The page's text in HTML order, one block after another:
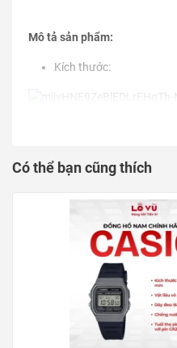
Mô tả sản phẩm:
Kích thước:
Chất liệu: nhựa ABS,
Chức năng: chống
Hai mặt gối có thể xoay
Có thể bạn cũng thích